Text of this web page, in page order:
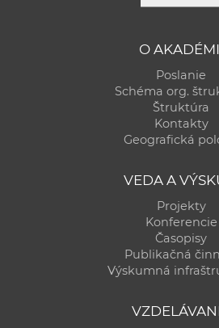
O
Poslanie
Schéma org.
Štruktúra
Kontakty
Geografická
VEDA A
Projekty
Konferencie
Časopisy
Publikačná
Výskumná